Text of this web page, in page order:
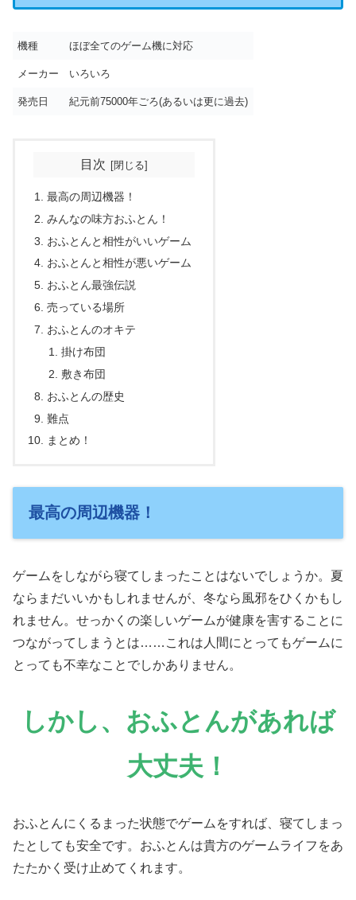
機種 ほぼ全てのゲーム機に対応
メーカー いろいろ
発売日 紀元前75000年ごろ(あるいは更に過去)
目次
最高の周辺機器！
みんなの味方おふとん！
おふとんと相性がいいゲーム
おふとんと相性が悪いゲーム
おふとん最強伝説
売っている場所
おふとんのオキテ
掛け布団
敷き布団
おふとんの歴史
難点
まとめ！
最高の周辺機器！
ゲームをしながら寝てしまったことはないでしょうか。夏
ならまだいいかもしれませんが、冬なら風邪をひくかもし
れません。せっかくの楽しいゲームが健康を害することに
つながってしまうとは……これは人間にとってもゲームに
とっても不幸なことでしかありません。
しかし、おふとんがあれば
大丈夫！
おふとんにくるまった状態でゲームをすれば、寝てしまっ
たとしても安全です。おふとんは貴方のゲームライフをあ
たたかく受け止めてくれます。